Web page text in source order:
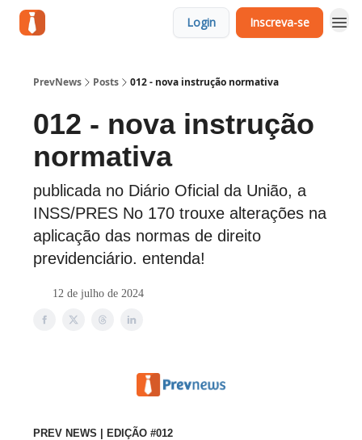
Login Inscreva-se
PrevNews Posts 012 - nova instrução normativa
012 - nova instrução
normativa
publicada no Diário Oficial da União, a
INSS/PRES No 170 trouxe alterações na
aplicação das normas de direito
previdenciário. entenda!
12 de julho de 2024
PREV NEWS | EDIÇÃO #012